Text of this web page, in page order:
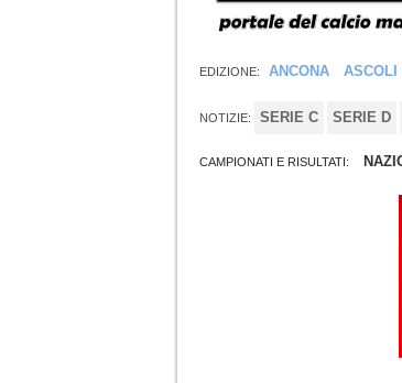
EDIZIONE: ANCONA ASCOLI
NOTIZIE: SERIE C SERIE D
CAMPIONATI E RISULTATI: